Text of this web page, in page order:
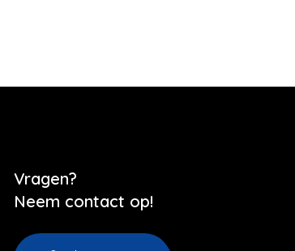
Vragen?
Neem contact op!